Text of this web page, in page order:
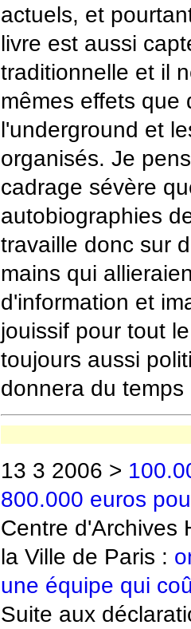
actuels, et
livre est aussi
traditionnelle et il
mêmes effets que
l'underground et
organisés. Je
cadrage sévère
autobiographies
travaille donc sur
mains qui
d'information et
jouissif pour tout
toujours aussi
donnera du temps
13 3 2006 >
800.000 euros
Centre d'Archives
la Ville de Paris :
une équipe qui
Suite aux